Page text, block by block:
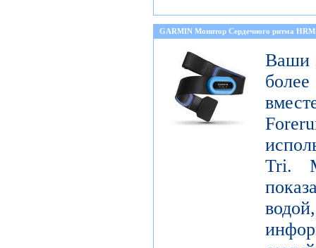
GARMIN Монитор Сердечного ритма
Ваши
Tri.